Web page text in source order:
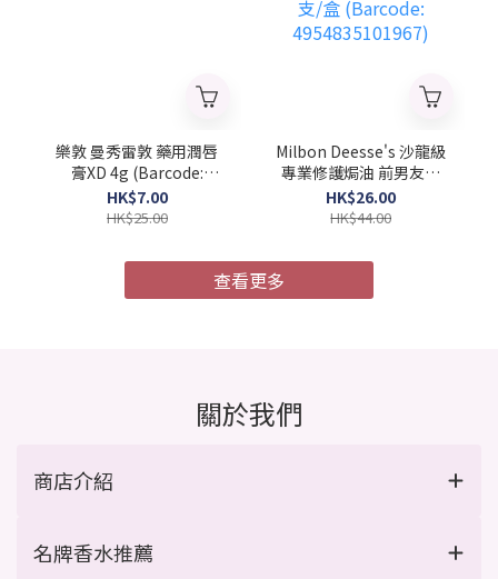
樂敦 曼秀雷敦 藥用潤唇
膏XD 4g (Barcode:
4987241105052)
HK$7.00
HK$25.00
Milbon Deesse's 沙龍級
專業修護焗油 前男友髮
膜 MU4X 極度受損 9g x 4
支/盒 (Barcode:
HK$26.00
HK$44.00
查看更多
關於我們
商店介紹
名牌香水推薦